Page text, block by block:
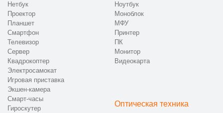
Нетбук
Проектор
Планшет
Смартфон
Телевизор
Сервер
Квадрокоптер
Электросамокат
Игровая приставка
Экшен-камера
Смарт-часы
Гироскутер
Ноутбук
Моноблок
МФУ
Принтер
ПК
Монитор
Видеокарта
Оптическая техника